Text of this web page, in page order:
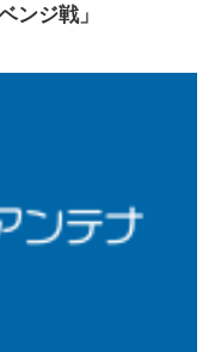
ンジ戦」